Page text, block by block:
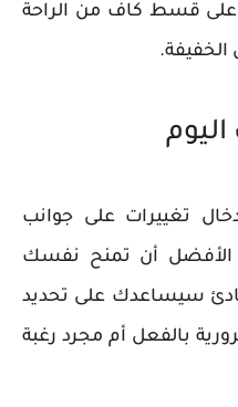
على قسط كاف من الراحة
الخفيفة.
تغييرات على جوانب
الأفضل أن تمنح نفسك
سيساعدك على تحديد
بالفعل أم مجرد رغبة